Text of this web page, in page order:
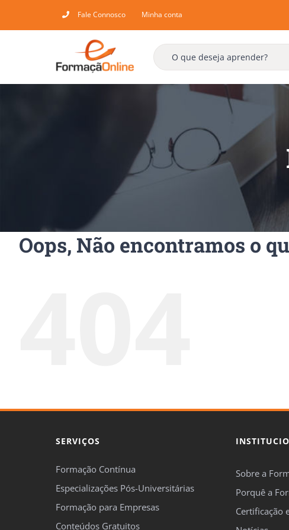
to
Fale Connosco Minha conta
Oops, Não encontramos o
SERVIÇOS
Formação Contínua
Especializações Pós-Universitárias
Formação para Empresas
Conteúdos Gratuitos
Sobre a
Porquê a
Certificação